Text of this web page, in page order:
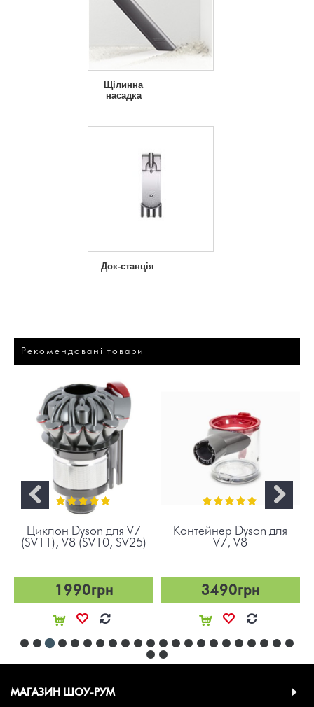
Щілинна
насадка
Док-станція
Рекомендовані товари
Циклон Dyson для V7
(SV11), V8 (SV10, SV25)
1990грн
Контейнер Dyson для
V7, V8
3490грн
МАГАЗИН ШОУ-РУМ